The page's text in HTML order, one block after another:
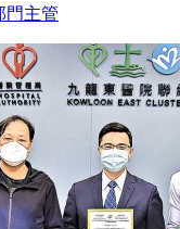
門主管